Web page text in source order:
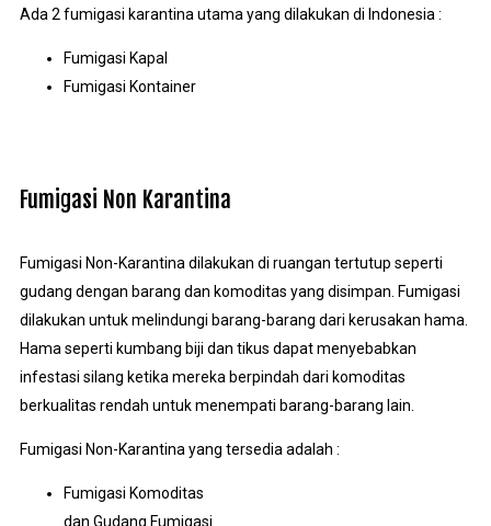
Ada 2 fumigasi karantina utama yang dilakukan di Indonesia :
Fumigasi Kapal
Fumigasi Kontainer
Fumigasi Non Karantina
Fumigasi Non-Karantina dilakukan di ruangan tertutup seperti
gudang dengan barang dan komoditas yang disimpan. Fumigasi
dilakukan untuk melindungi barang-barang dari kerusakan hama.
Hama seperti kumbang biji dan tikus dapat menyebabkan
infestasi silang ketika mereka berpindah dari komoditas
berkualitas rendah untuk menempati barang-barang lain.
Fumigasi Non-Karantina yang tersedia adalah :
Fumigasi Komoditas
dan Gudang Fumigasi